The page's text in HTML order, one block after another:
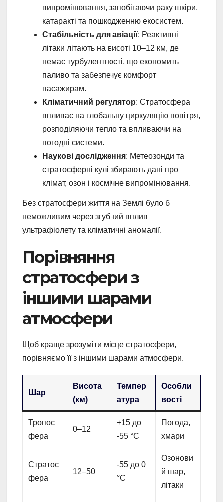
випромінювання, запобігаючи раку шкіри,
катаракті та пошкодженню екосистем.
Стабільність для авіації: Реактивні
літаки літають на висоті 10–12 км, де
немає турбулентності, що економить
паливо та забезпечує комфорт
пасажирам.
Кліматичний регулятор: Стратосфера
впливає на глобальну циркуляцію повітря,
розподіляючи тепло та впливаючи на
погодні системи.
Наукові дослідження: Метеозонди та
стратосферні кулі збирають дані про
клімат, озон і космічне випромінювання.
Без стратосфери життя на Землі було б
неможливим через згубний вплив
ультрафіолету та кліматичні аномалії.
Порівняння
стратосфери з
іншими шарами
атмосфери
Щоб краще зрозуміти місце стратосфери,
порівняємо її з іншими шарами атмосфери.
Шар
Висота
(км)
Темпер
атура
Особли
вості
Тропос
фера
0–12
+15 до
-55 °C
Погода,
хмари
Стратос
фера
12–50
-55 до 0
°C
Озонови
й шар,
літаки